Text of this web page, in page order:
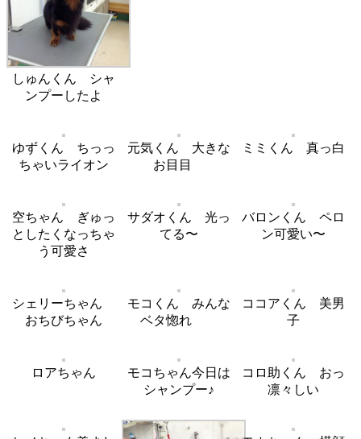
しゅんくん シャ
ンプーしたよ
ゆずくん ちっっ
ちゃいライオン
元気くん 大きな
お目目
ミミくん 真っ白
空ちゃん ぎゅっ
としたくなっちゃ
う可愛さ
サダオくん 光っ
てる〜
バロンくん ペロ
ン可愛い〜
シェリーちゃん
おちびちゃん
モコくん みんな
ベタ惚れ
ココアくん 美男
子
ロアちゃん
モコちゃん今日は
シャンプー♪
コロ助くん おっ
凛々しい